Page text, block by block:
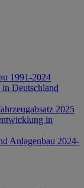
1991-2024
Deutschland
2025
in
Anlagenbau 2024-